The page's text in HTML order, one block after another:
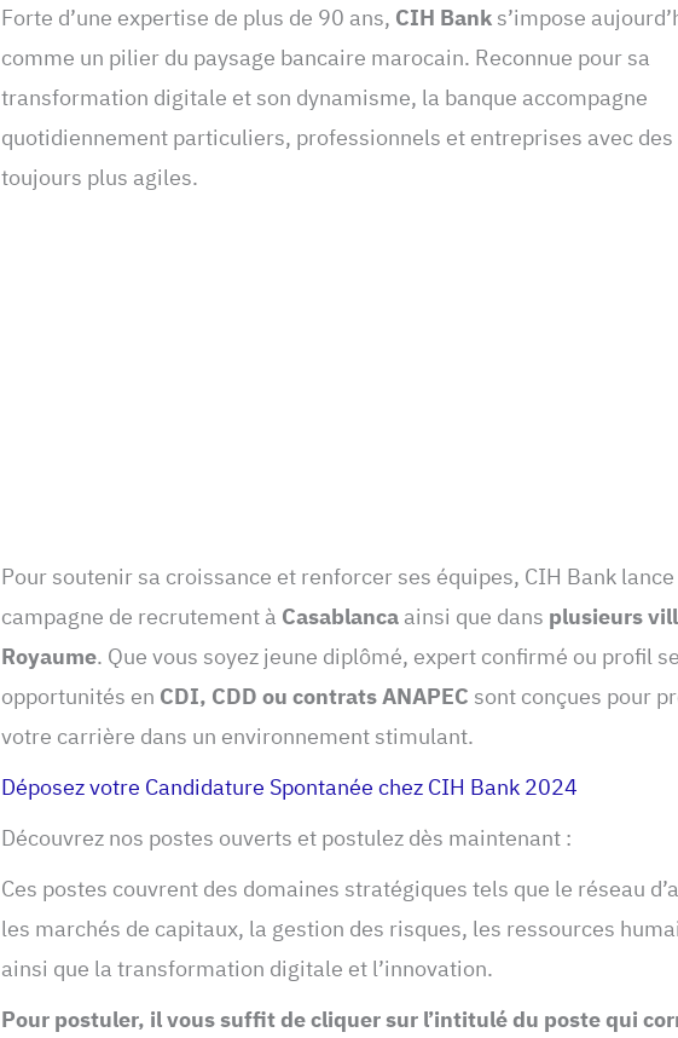
Forte d’une expertise de plus de 90 ans, CIH Banks’impose
comme un pilier du paysage bancaire marocain. Reconnue pour sa
transformation digitale et son dynamisme, la banque accompagne
quotidiennement particuliers, professionnels et entreprises avec
toujours plus agiles.
Pour soutenir sa croissance et renforcer ses équipes, CIH Bank
campagne de recrutement à Casablancaainsi que dans plusieurs
Royaume. Que vous soyez jeune diplômé, expert confirmé ou profil
opportunités en CDI, CDD ou contrats ANAPEC sont conçues pour
votre carrière dans un environnement stimulant.
Déposez votre Candidature Spontanée chez CIH Bank 2024
Découvrez nos postes ouverts et postulez dès maintenant :
Ces postes couvrent des domaines stratégiques tels que le réseau
les marchés de capitaux, la gestion des risques, les ressources
ainsi que la transformation digitale et l’innovation.
Pour postuler, il vous suffit de cliquer sur l’intitulé du poste qui